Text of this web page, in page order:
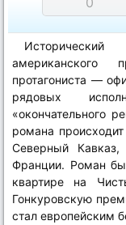
американского
протагониста —
рядовых
«окончательного
романа
Северный
Франции. Роман
квартире на
Гонкуровскую
стал европейским